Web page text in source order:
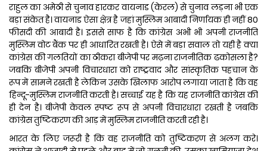
राहुल का अमेठी से चुनाव हारकर वायनाड (केरल) से चुनाव लड़ना भी एक
बड़ा संकेत है। वायनाड ऐसा क्षेत्र है जहां मुस्लिम आबादी निर्णायक ही नहीं 80
फीसदी की आबादी है। इससे साफ है कि कांग्रेस अभी भी अपनी राजनीति
मुस्लिम वोट बैंक पर ही आधारित रखती है। ऐसे में बड़ा सवाल तो यही है क्या
कांग्रेस की गलतियों का ठीकरा बीजेपी पर मढ़ना राजनीतिक ढकोसला है?
जबकि बीजेपी अपनी विचारधारा को राष्ट्रवाद और सांस्कृतिक पहचान के
रूप में सामने रखती है लेकिन उसके खिलाफ आरोप लगाया जाता है कि वह
हिन्दू-मुस्लिम राजनीति करती है। सच्चाई यह है कि यह राजनीति कांग्रेस की
ही देन है। बीजेपी केवल स्पष्ट रूप से अपनी विचारधारा रखती है जबकि
कांग्रेस तुष्टिकरण की आड़ में मुस्लिम राजनीति करती रही है।
भारत के लिए जरूरी है कि वह राजनीति को तुष्टिकरण से अलग करे।